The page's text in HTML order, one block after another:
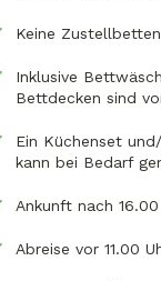
Keine Zustellbetten
Inklusive
Bettdecken sind
Ein Küchenset
kann bei Bedarf
Ankunft nach 16.00
Abreise vor 11.00